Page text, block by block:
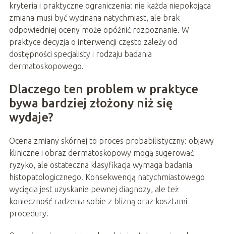
kryteria i praktyczne ograniczenia: nie każda niepokojąca
zmiana musi być wycinana natychmiast, ale brak
odpowiedniej oceny może opóźnić rozpoznanie. W
praktyce decyzja o interwencji często zależy od
dostępności specjalisty i rodzaju badania
dermatoskopowego.
Dlaczego ten problem w praktyce
bywa bardziej złożony niż się
wydaje?
Ocena zmiany skórnej to proces probabilistyczny: objawy
kliniczne i obraz dermatoskopowy mogą sugerować
ryzyko, ale ostateczna klasyfikacja wymaga badania
histopatologicznego. Konsekwencją natychmiastowego
wycięcia jest uzyskanie pewnej diagnozy, ale też
konieczność radzenia sobie z blizną oraz kosztami
procedury.